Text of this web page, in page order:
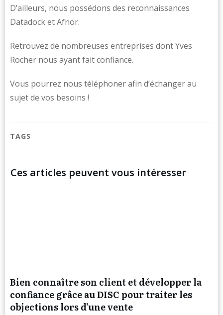
D’ailleurs, nous possédons des reconnaissances
Datadock et Afnor.
Retrouvez de nombreuses entreprises dont Yves
Rocher nous ayant fait confiance.
Vous pourrez nous téléphoner afin d’échanger au
sujet de vos besoins !
TAGS
Ces articles peuvent vous intéresser
Bien connaître son client et développer la
confiance grâce au DISC pour traiter les
objections lors d’une vente